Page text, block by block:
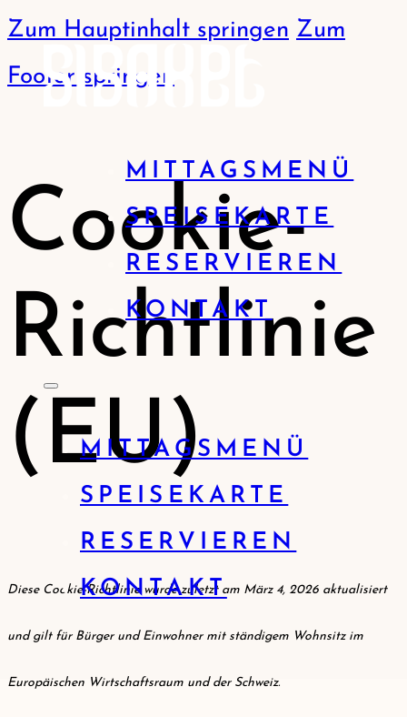
Zum Hauptinhalt springen Zum
Footer springen
MITTAGSMENÜ
SPEISEKARTE
RESERVIEREN
KONTAKT
MITTAGSMENÜ
SPEISEKARTE
RESERVIEREN
KONTAKT
Cookie-
Richtlinie
(EU)
Diese Cookie-Richtlinie wurde zuletzt am März 4, 2026 aktualisiert
und gilt für Bürger und Einwohner mit ständigem Wohnsitz im
Europäischen Wirtschaftsraum und der Schweiz.